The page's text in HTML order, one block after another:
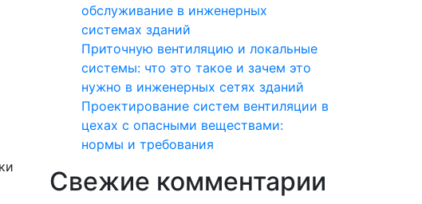
обслуживание в инженерных
системах зданий
Приточную вентиляцию и локальные
системы: что это такое и зачем это
нужно в инженерных сетях зданий
Проектирование систем вентиляции в
цехах с опасными веществами:
нормы и требования
Свежие комментарии